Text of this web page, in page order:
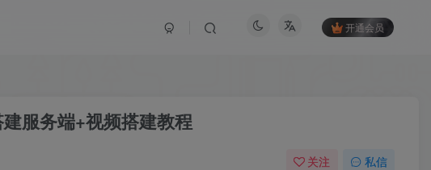
开通会员
服务端+视频搭建教程
关注 私信